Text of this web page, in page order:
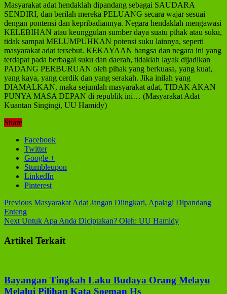
Masyarakat adat hendaklah dipandang sebagai SAUDARA
SENDIRI, dan berilah mereka PELUANG secara wajar sesuai
dengan pontensi dan kepribadiannya. Negara hendaklah mengawasi
KELEBIHAN atau keunggulan sumber daya suatu pihak atau suku,
tidak sampai MELUMPUHKAN potensi suku lainnya, seperti
masyarakat adat tersebut. KEKAYAAN bangsa dan negara ini yang
terdapat pada berbagai suku dan daerah, tidaklah layak dijadikan
PADANG PERBURUAN oleh pihak yang berkuasa, yang kuat,
yang kaya, yang cerdik dan yang serakah. Jika inilah yang
DIAMALKAN, maka sejumlah masyarakat adat, TIDAK AKAN
PUNYA MASA DEPAN di republik ini… (Masyarakat Adat
Kuantan Singingi, UU Hamidy)
Share
Facebook
Twitter
Google +
Stumbleupon
LinkedIn
Pinterest
Previous Masyarakat Adat Jangan Diingkari, Apalagi Dipandang
Enteng
Next Untuk Apa Anda Diciptakan? Oleh: UU Hamidy
Artikel Terkait
Bayangan Tingkah Laku Budaya Orang Melayu
Melalui Pilihan Kata Soeman Hs